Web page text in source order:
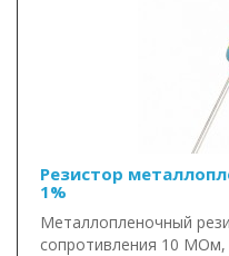
Резистор
1%
Металлопленочный
сопротивления 10 МОм,